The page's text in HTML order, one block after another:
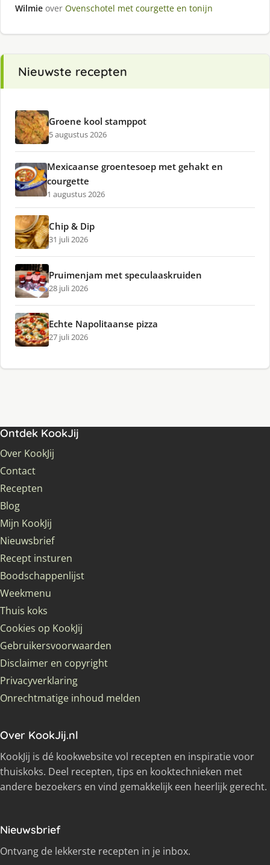
Wilmie over Ovenschotel met courgette en tonijn
Nieuwste recepten
Groene kool stamppot
5 augustus 2026
Mexicaanse groentesoep met gehakt en
courgette
1 augustus 2026
Chip & Dip
31 juli 2026
Pruimenjam met speculaaskruiden
28 juli 2026
Echte Napolitaanse pizza
27 juli 2026
Ontdek KookJij
Over KookJij
Contact
Recepten
Blog
Mijn KookJij
Nieuwsbrief
Recept insturen
Boodschappenlijst
Weekmenu
Thuis koks
Cookies op KookJij
Gebruikersvoorwaarden
Disclaimer en copyright
Privacyverklaring
Onrechtmatige inhoud melden
Over KookJij.nl
KookJij is dé kookwebsite vol recepten en inspiratie voor
thuiskoks. Deel recepten, tips en kooktechnieken met
andere bezoekers en vind gemakkelijk een heerlijk gerecht.
Nieuwsbrief
Ontvang de lekkerste recepten in je inbox.